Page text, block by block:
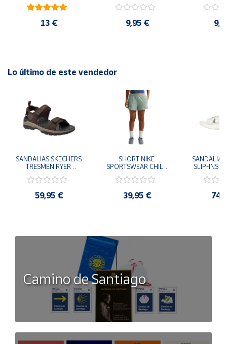
13 € 9,95 €
Lo último de este vendedor
SANDALIAS SKECHERS
TRESMEN RYER
205112-CHOC
COMODAS
59,95 €
SHORT NIKE
SPORTSWEAR CHILL
006 PANTALONES
39,95 €
SANDALIAS
SLIP-INS
Camino de Santiago